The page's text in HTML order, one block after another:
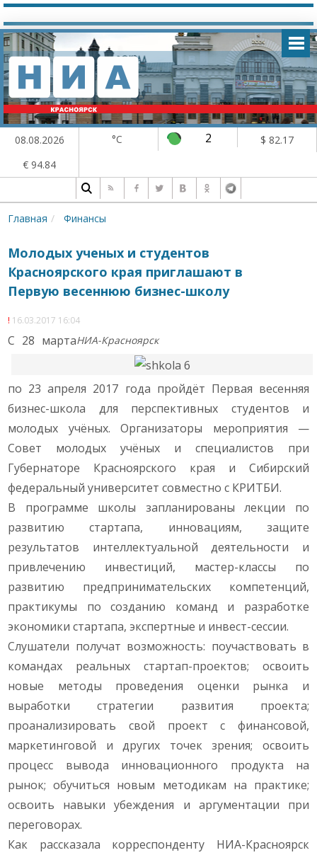
08.08.2026 °C 2
$ 82.17
€ 94.84
Главная Финансы
Молодых ученых и студентов
Красноярского края приглашают в
Первую весеннюю бизнес-школу
16.03.2017 16:04
НИА-Красноярск
С 28 марта
по 23 апреля 2017 года пройдёт Первая весенняя
бизнес-школа для перспективных студентов и
молодых учёных. Организаторы мероприятия —
Совет молодых учёных и специалистов при
Губернаторе Красноярского края и Сибирский
федеральный университет совместно с КРИТБИ.
В программе школы запланированы лекции по
развитию стартапа, инновациям, защите
результатов интеллектуальной деятельности и
привлечению инвестиций, мастер-классы по
развитию предпринимательских компетенций,
практикумы по созданию команд и разработке
экономики стартапа, экспертные и инвест-сессии.
Слушатели получат возможность: поучаствовать в
командах реальных стартап-проектов; освоить
новые методы проведения оценки рынка и
выработки стратегии развития проекта;
проанализировать свой проект с финансовой,
маркетинговой и других точек зрения; освоить
процесс вывода инновационного продукта на
рынок; обучиться новым методикам на практике;
освоить навыки убеждения и аргументации при
переговорах.
Как рассказала корреспонденту НИА-Красноярск